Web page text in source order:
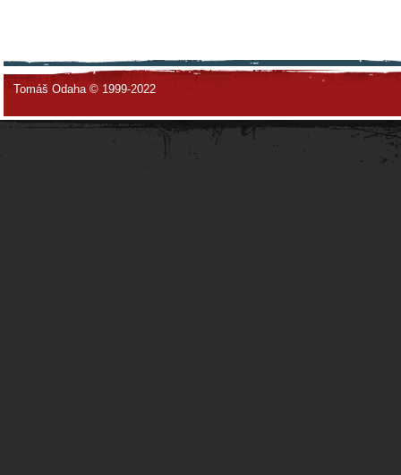
Tomáš Odaha © 1999-2022